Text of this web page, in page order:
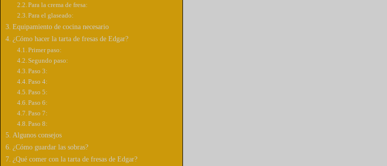
Para la crema de fresa:
Para el glaseado:
Equipamiento de cocina necesario
¿Cómo hacer la tarta de fresas de Edgar?
Primer paso:
Segundo paso:
Paso 3:
Paso 4:
Paso 5:
Paso 6:
Paso 7:
Paso 8:
Algunos consejos
¿Cómo guardar las sobras?
¿Qué comer con la tarta de fresas de Edgar?